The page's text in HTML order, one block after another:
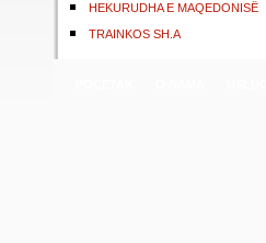
HEKURUDHA E MAQEDONISË
TRAINKOS SH.A